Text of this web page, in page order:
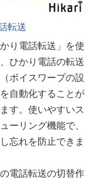
転送
かり電話転送」を使
ひかり電話の転送
ボイスワープの設
自動化することが
す。使いやすいス
ーリング機能で、
忘れを防止できま
電話転送の切替作